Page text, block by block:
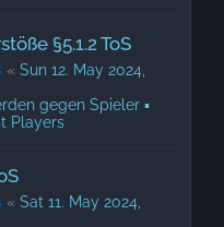
§5.1.2 ToS
« Sun 12. May 2024,
gegen Spieler ▪
Players
« Sat 11. May 2024,